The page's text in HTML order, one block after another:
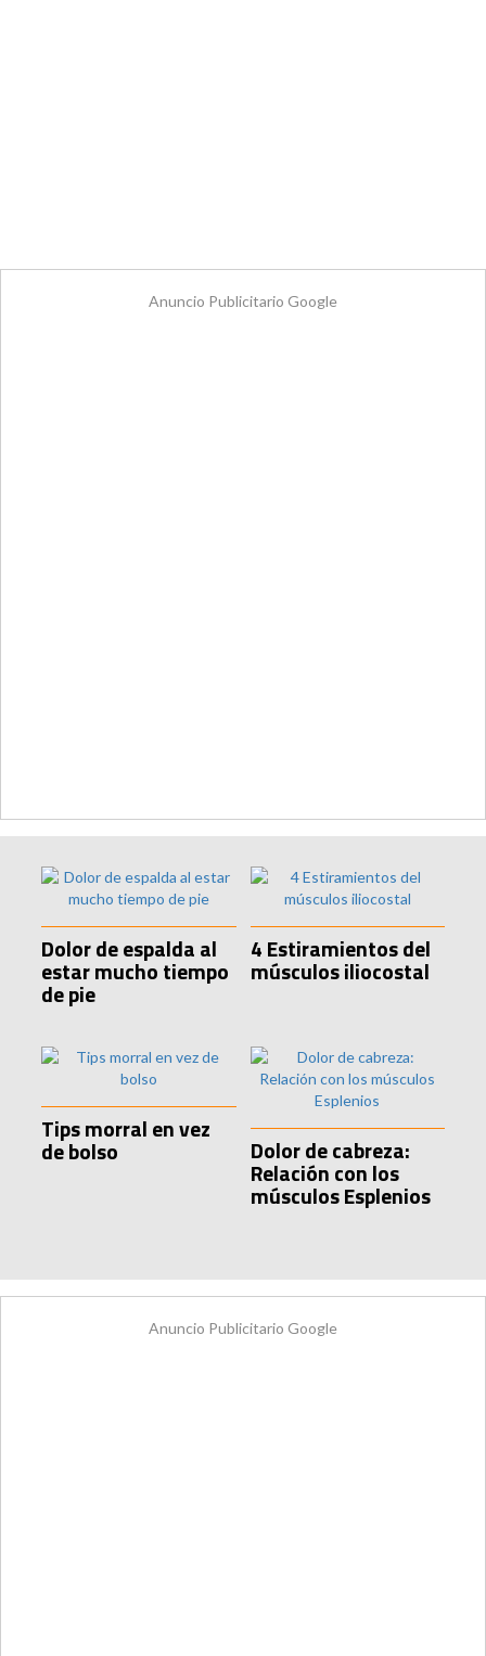
Anuncio Publicitario Google
Dolor de espalda al
estar mucho tiempo
de pie
4 Estiramientos del
músculos iliocostal
Tips morral en vez
de bolso Dolor de cabreza:
Relación con los
músculos Esplenios
Anuncio Publicitario Google